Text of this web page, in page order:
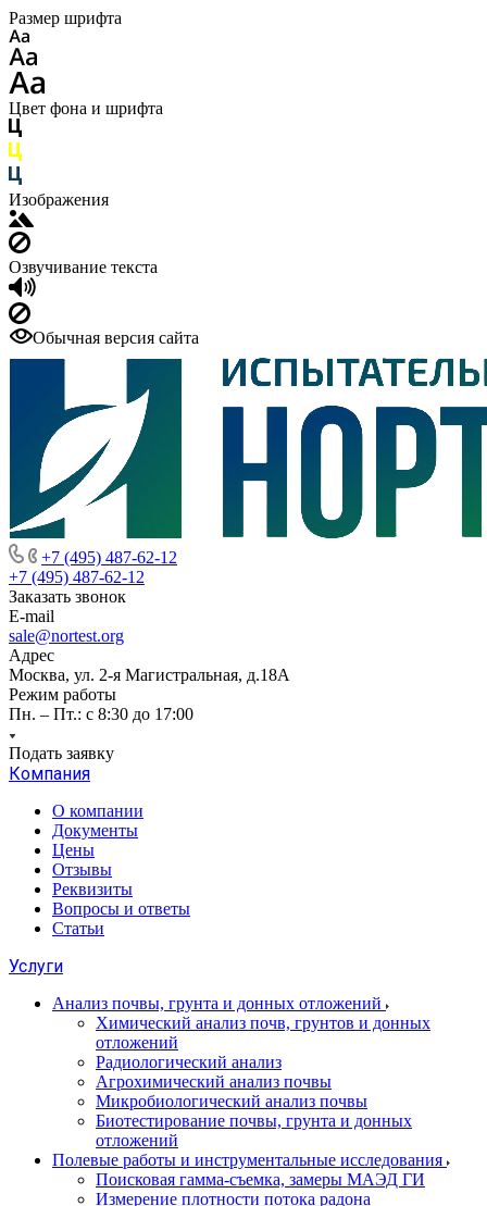
Размер шрифта
Цвет фона и шрифта
Изображения
Озвучивание текста
Обычная версия сайта
+7 (495) 487-62-12
+7 (495) 487-62-12
Заказать звонок
E-mail
sale@nortest.org
Адрес
Москва, ул. 2-я Магистральная, д.18А
Режим работы
Пн. – Пт.: с 8:30 до 17:00
Подать заявку
Компания
О компании
Документы
Цены
Отзывы
Реквизиты
Вопросы и ответы
Статьи
Услуги
Анализ почвы, грунта и донных отложений
Химический анализ почв, грунтов и донных
отложений
Радиологический анализ
Агрохимический анализ почвы
Микробиологический анализ почвы
Биотестирование почвы, грунта и донных
отложений
Полевые работы и инструментальные исследования
Поисковая гамма-съемка, замеры МАЭД ГИ
Измерение плотности потока радона